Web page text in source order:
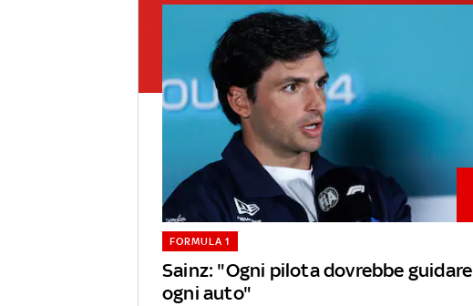
Sainz: "Ogni pilota dovrebbe guidare
ogni auto"
FORMULA 1